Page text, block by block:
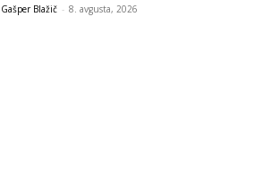
Gašper Blažič - 8. avgusta, 2026